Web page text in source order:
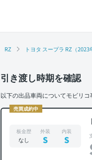
RZ トヨタ スープラ RZ（
引き渡し時期を確認
以下の出品車両についてモビリコ
売買成約中
板金歴
なし
外装
S
内装
S